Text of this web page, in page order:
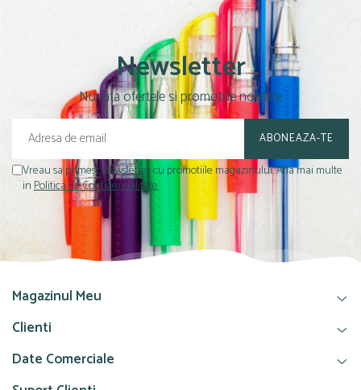
Newsletter
Nu rata ofertele si promotiile noastre
Vreau sa primesc newsletter cu promotiile magazinului. Afla mai multe
inPolitica de Confidentialitate
Magazinul Meu
Clienti
Date Comerciale